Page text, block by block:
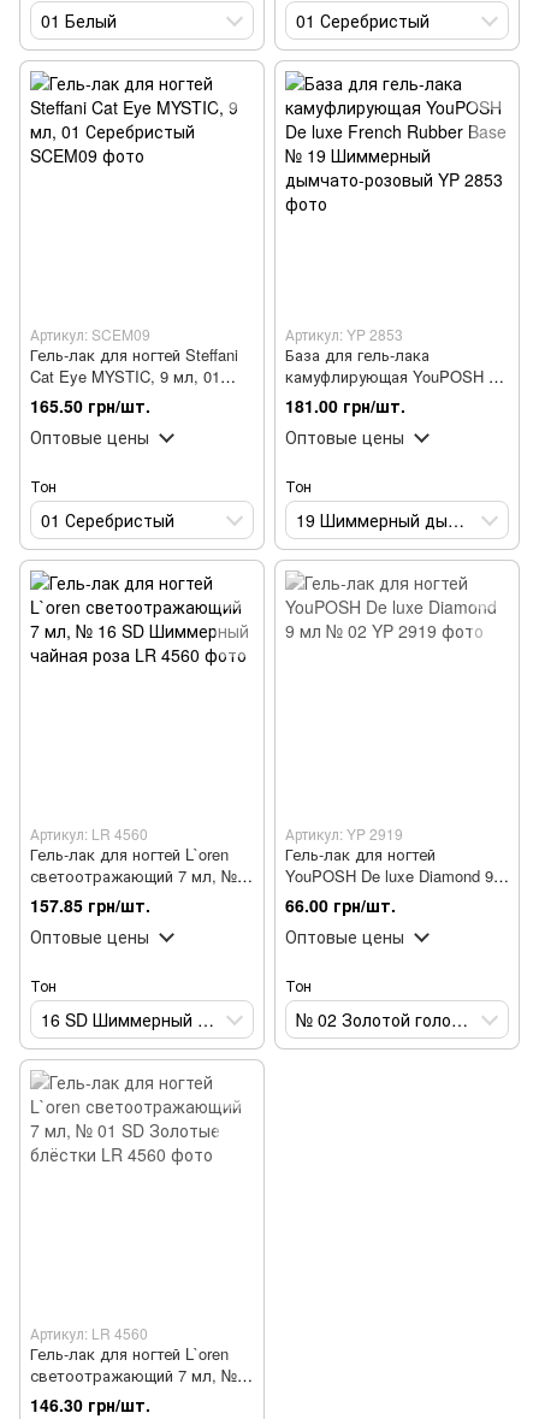
01 Белый 01 Серебристый
Артикул: SCEM09
Гель-лак для ногтей Steffani
Cat Eye MYSTIC, 9 мл, 01
Серебристый
165.50 грн/шт.
Оптовые цены
Тон
01 Серебристый
Артикул: YP 2853
База для гель-лака
камуфлирующая YouPOSH De
luxe French Rubber Base № 19
Шиммерный дымчато-
розовый
181.00 грн/шт.
Оптовые цены
Тон
19 Шиммерный дымчато-розовый
Артикул: LR 4560
Гель-лак для ногтей L`oren
светоотражающий 7 мл, №
16 SD Шиммерный чайная
роза
157.85 грн/шт.
Оптовые цены
Тон
16 SD Шиммерный чайная роза
Артикул: YP 2919
Гель-лак для ногтей
YouPOSH De luxe Diamond 9
мл № 02
66.00 грн/шт.
Оптовые цены
Тон
№ 02 Золотой голографик
Артикул: LR 4560
Гель-лак для ногтей L`oren
светоотражающий 7 мл, №
01 SD Золотые блёстки
146.30 грн/шт.